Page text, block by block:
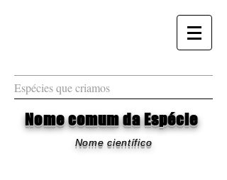
Espécies que criamos
Nome comum da Espécie
Nome científico